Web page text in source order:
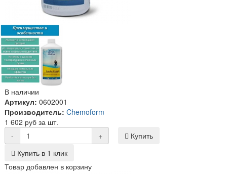
В наличии
Артикул: 0602001
Производитель: Chemoform
1 602 руб за шт.
-
+
Купить
Купить в 1 клик
Товар добавлен в корзину